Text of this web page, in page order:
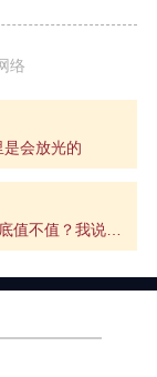
络
是会放光的
天顺祥纪念堂这款小号金丝楠木盒,8800元到底值不值？我说说我的看法